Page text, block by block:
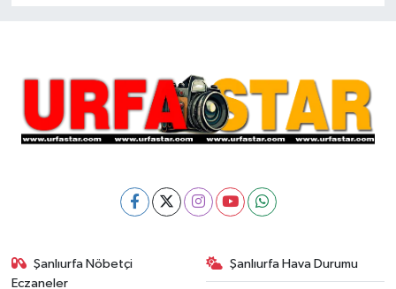
Şanlıurfa Nöbetçi
Eczaneler
Şanlıurfa Hava Durumu